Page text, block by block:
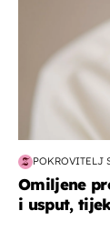
POKROVITELJ
Omiljene
i usput,